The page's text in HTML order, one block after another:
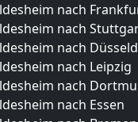
nach
nach
nach
nach Leipzig
nach
nach Essen